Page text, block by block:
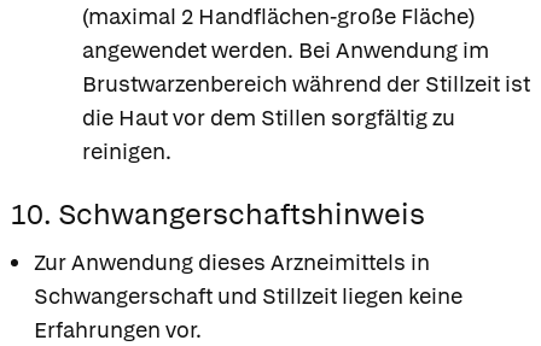
(maximal 2 Handflächen-große Fläche)
angewendet werden. Bei Anwendung im
Brustwarzenbereich während der Stillzeit ist
die Haut vor dem Stillen sorgfältig zu
reinigen.
10. Schwangerschaftshinweis
Zur Anwendung dieses Arzneimittels in
Schwangerschaft und Stillzeit liegen keine
Erfahrungen vor.